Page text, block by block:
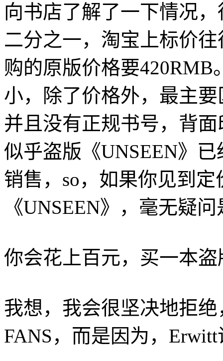
向书店了解了一下情况
二分之一，淘宝上标价
购的原版价格要
小，除了价格外，最主
并且没有正规书号，背
似乎盗版《UNSEEN》
销售，so，如果你见到
《UNSEEN》，毫无疑
你会花上百元，买一本
我想，我会很坚决地拒
FANS，而是因为，